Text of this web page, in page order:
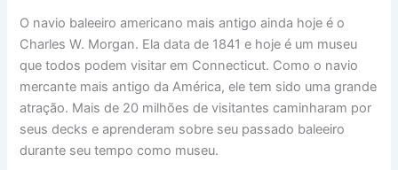
O navio baleeiro americano mais antigo ainda hoje é o
Charles W. Morgan. Ela data de 1841 e hoje é um museu
que todos podem visitar em Connecticut. Como o navio
mercante mais antigo da América, ele tem sido uma grande
atração. Mais de 20 milhões de visitantes caminharam por
seus decks e aprenderam sobre seu passado baleeiro
durante seu tempo como museu.